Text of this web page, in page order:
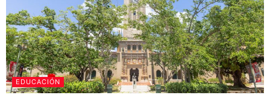
EDUCACIÓN